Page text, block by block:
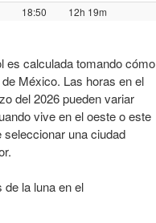
18:50 12h 19m
es calculada tomando cómo
México. Las horas en el
del 2026 pueden variar
vive en el oeste o este
una ciudad
la luna en el